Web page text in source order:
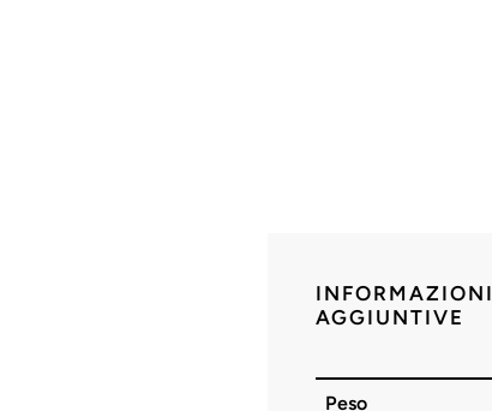
INFORMAZIONI
AGGIUNTIVE
Peso